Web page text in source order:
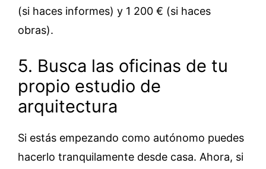
(si haces informes) y 1 200 € (si haces
obras).
5. Busca las oficinas de tu
propio estudio de
arquitectura
Si estás empezando como autónomo puedes
hacerlo tranquilamente desde casa. Ahora, si